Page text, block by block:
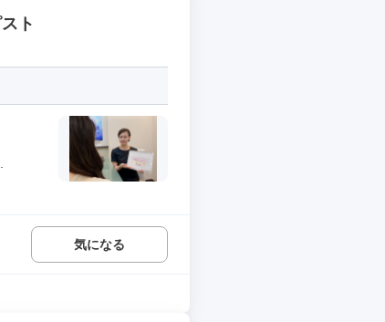
ト
気になる